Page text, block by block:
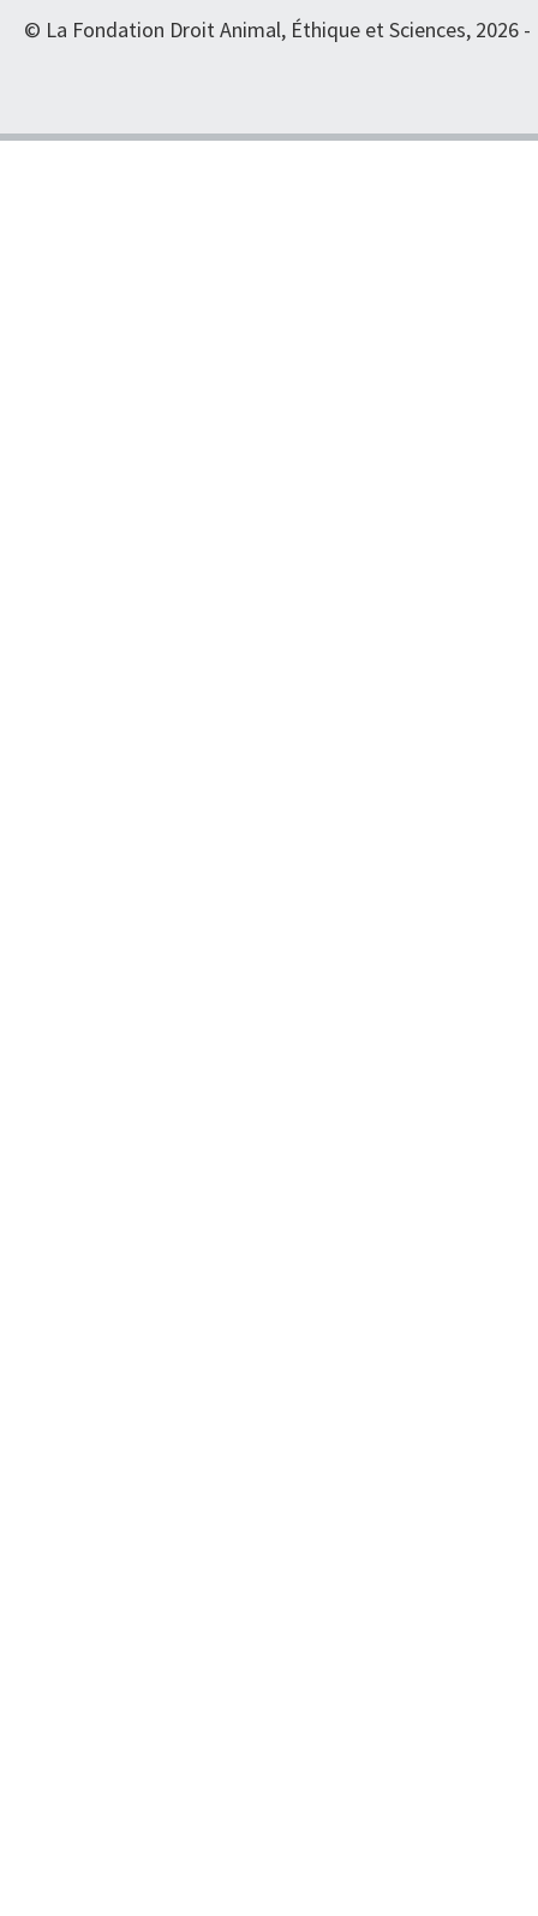
© La Fondation Droit Animal, Éthique et Sciences, 2026 -